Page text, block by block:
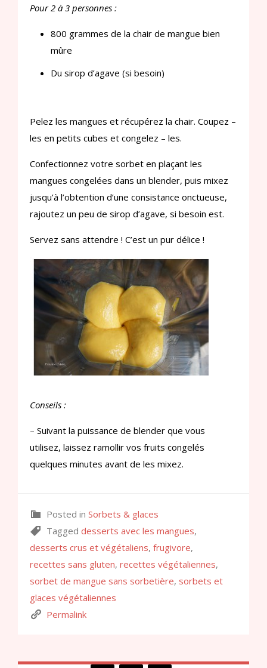
Pour 2 à 3 personnes :
800 grammes de la chair de mangue bien
mûre
Du sirop d’agave (si besoin)
Pelez les mangues et récupérez la chair. Coupez –
les en petits cubes et congelez – les.
Confectionnez votre sorbet en plaçant les
mangues congelées dans un blender, puis mixez
jusqu’à l’obtention d’une consistance onctueuse,
rajoutez un peu de sirop d’agave, si besoin est.
Servez sans attendre ! C’est un pur délice !
Conseils :
– Suivant la puissance de blender que vous
utilisez, laissez ramollir vos fruits congelés
quelques minutes avant de les mixez.
Posted in Sorbets & glaces
Tagged desserts avec les mangues,
desserts crus et végétaliens, frugivore,
recettes sans gluten, recettes végétaliennes,
sorbet de mangue sans sorbetière, sorbets et
glaces végétaliennes
Permalink